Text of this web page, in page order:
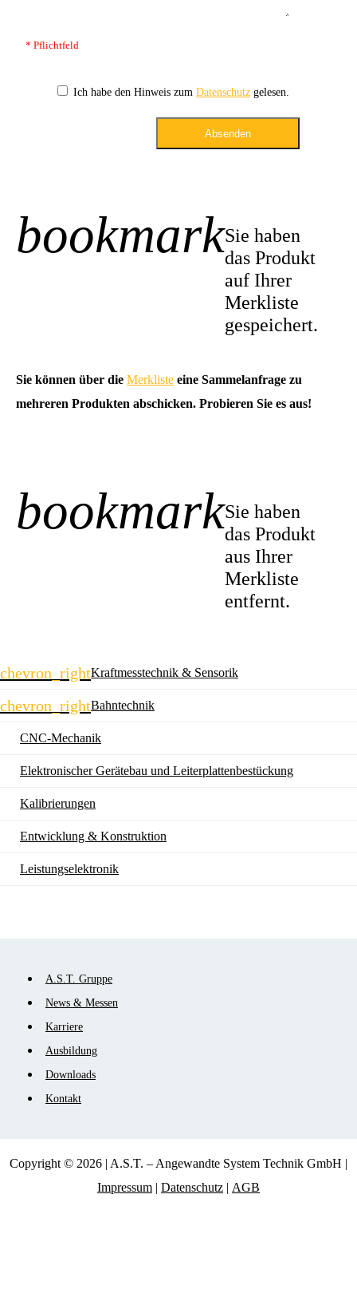
* Pflichtfeld
Ich habe den Hinweis zum Datenschutz gelesen.
Absenden
bookmarkSie haben
das Produkt
auf Ihrer
Merkliste
gespeichert.
Sie können über die Merkliste eine Sammelanfrage zu
mehreren Produkten abschicken. Probieren Sie es aus!
bookmarkSie haben
das Produkt
aus Ihrer
Merkliste
entfernt.
chevron_rightKraftmesstechnik & Sensorik
chevron_rightBahntechnik
CNC-Mechanik
Elektronischer Gerätebau und Leiterplatten­bestückung
Kalibrierungen
Entwicklung & Konstruktion
Leistungselektronik
Navigation
überspringen
A.S.T. Gruppe
News & Messen
Karriere
Ausbildung
Downloads
Kontakt
Copyright © 2026 | A.S.T. – Angewandte System Technik GmbH |
Impressum | Datenschutz | AGB